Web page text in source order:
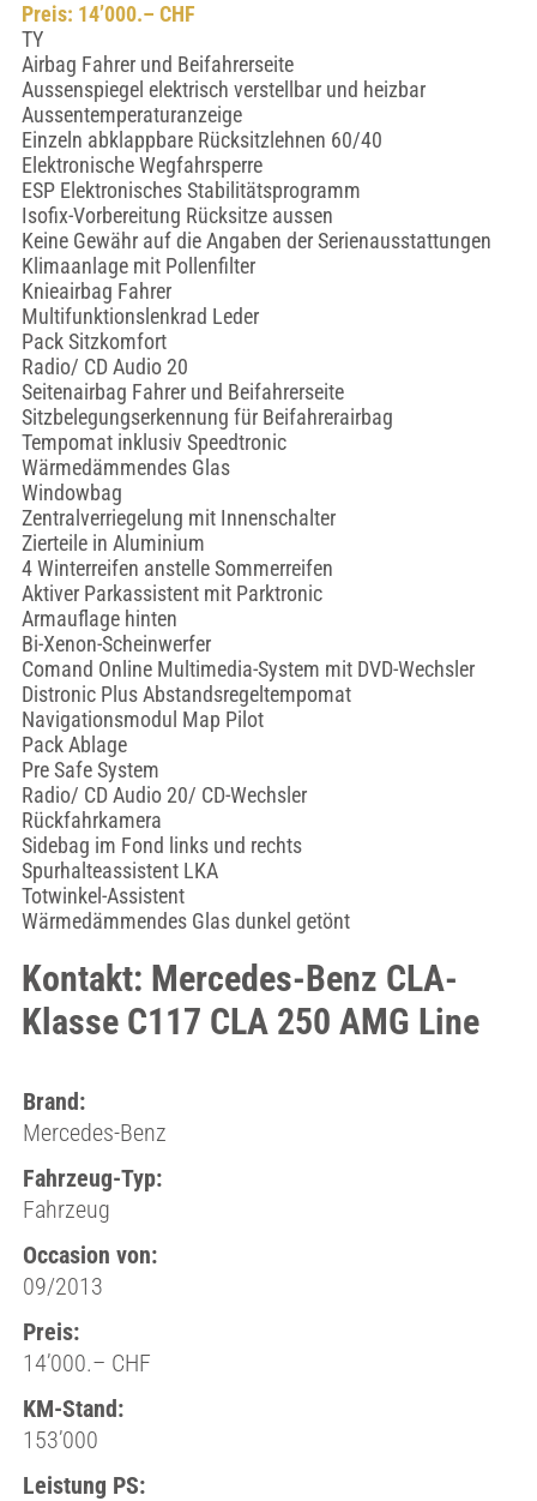
Preis: 14’000.– CHF
TY
Airbag Fahrer und Beifahrerseite
Aussenspiegel elektrisch verstellbar und heizbar
Aussentemperaturanzeige
Einzeln abklappbare Rücksitzlehnen 60/40
Elektronische Wegfahrsperre
ESP Elektronisches Stabilitätsprogramm
Isofix-Vorbereitung Rücksitze aussen
Keine Gewähr auf die Angaben der Serienausstattungen
Klimaanlage mit Pollenfilter
Knieairbag Fahrer
Multifunktionslenkrad Leder
Pack Sitzkomfort
Radio/ CD Audio 20
Seitenairbag Fahrer und Beifahrerseite
Sitzbelegungserkennung für Beifahrerairbag
Tempomat inklusiv Speedtronic
Wärmedämmendes Glas
Windowbag
Zentralverriegelung mit Innenschalter
Zierteile in Aluminium
4 Winterreifen anstelle Sommerreifen
Aktiver Parkassistent mit Parktronic
Armauflage hinten
Bi-Xenon-Scheinwerfer
Comand Online Multimedia-System mit DVD-Wechsler
Distronic Plus Abstandsregeltempomat
Navigationsmodul Map Pilot
Pack Ablage
Pre Safe System
Radio/ CD Audio 20/ CD-Wechsler
Rückfahrkamera
Sidebag im Fond links und rechts
Spurhalteassistent LKA
Totwinkel-Assistent
Wärmedämmendes Glas dunkel getönt
Kontakt: Mercedes-Benz CLA-
Klasse C117 CLA 250 AMG Line
Brand:
Mercedes-Benz
Fahrzeug-Typ:
Fahrzeug
Occasion von:
09/2013
Preis:
14’000.– CHF
KM-Stand:
153’000
Leistung PS: